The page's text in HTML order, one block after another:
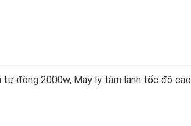
tự động 2000w, Máy ly tâm lạnh tốc độ cao